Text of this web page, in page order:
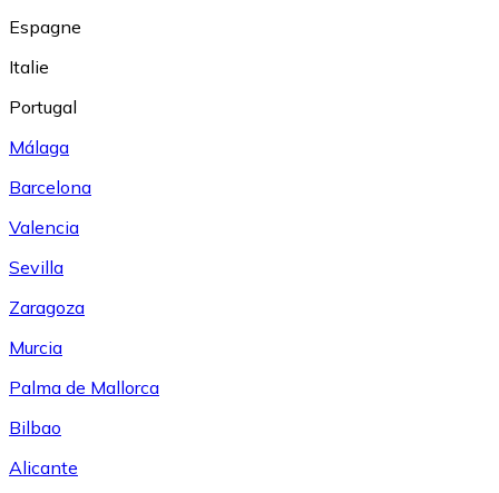
Espagne
Italie
Portugal
Málaga
Barcelona
Valencia
Sevilla
Zaragoza
Murcia
Palma de Mallorca
Bilbao
Alicante